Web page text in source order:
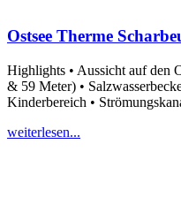
Ostsee Therme
Highlights • Aussicht auf den
& 59 Meter) •
Kinderbereich •
weiterlesen...